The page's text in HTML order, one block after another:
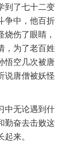
到了七十二变
争中，他百折
伤了眼睛，
，为了老百姓
悟空几次被唐
说唐僧被妖怪
中无论遇到什
勤奋去击败这
来。